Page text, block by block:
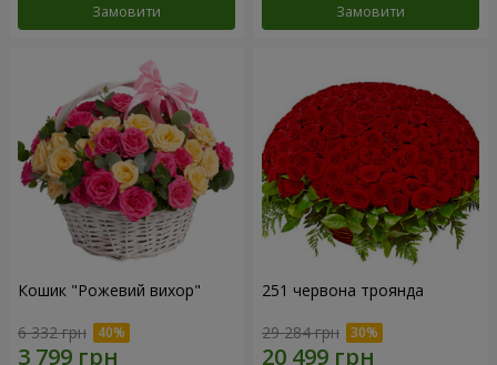
Замовити Замовити
Кошик "Рожевий вихор"
6 332 грн
251 червона троянда
29 284 грн